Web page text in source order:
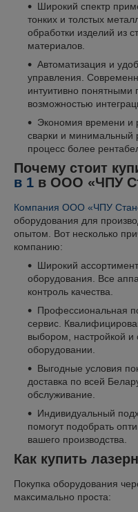
Широкий спектр
тонких и толстых
обработки изделий из
материалов.
Автоматизация и
управления.
интуитивно
возможностью
Экономия времени и
сварки и минимальный
процесс более
Почему стоит
в 1 в ООО «ЧПУ
Компания ООО «ЧПУ
оборудования для
опытом. Вот несколько
компанию:
Широкий
оборудования. Все
контроль качества.
Профессиональная
сервис.
выбором, настройкой и
оборудовании.
Выгодные условия
доставка по всей
обслуживание.
Индивидуальный
помогут подобрать
вашего производства.
Как купить
Покупка оборудования
максимально проста: